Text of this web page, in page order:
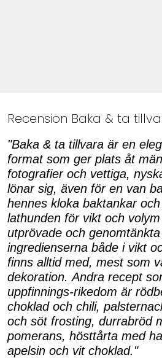
Recension Baka & ta
"Baka & ta tillvara är en
format som ger plats åt
fotografier och vettiga,
lönar sig, även för en van
hennes kloka baktankar
lathunden för vikt och
utprövade och
ingredienserna både i vikt
finns alltid med, mest som
dekoration. Andra recept
uppfinnings-rikedom är
choklad och chili,
och söt frosting, durrabröd
pomerans, hösttårta med
apelsin och vit choklad."